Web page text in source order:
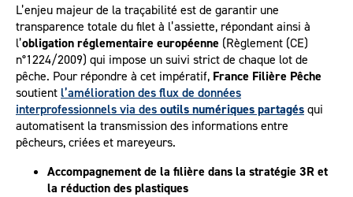
L’enjeu majeur de la traçabilité est de garantir une
transparence totale du filet à l’assiette, répondant ainsi à
l’obligation réglementaire européenne (Règlement (CE)
n°1224/2009) qui impose un suivi strict de chaque lot de
pêche. Pour répondre à cet impératif, France Filière Pêche
soutient l’amélioration des flux de données
interprofessionnels via desoutils numériques partagésqui
automatisent la transmission des informations entre
pêcheurs, criées et mareyeurs.
Accompagnement de la filière dans la stratégie 3R et
la réduction des plastiques